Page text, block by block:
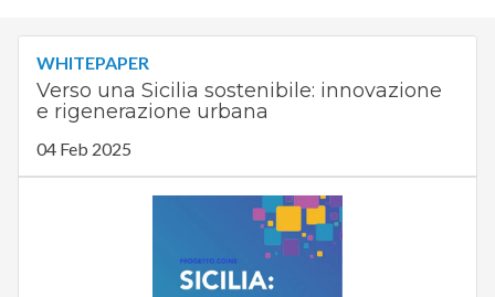
WHITEPAPER
Verso una Sicilia sostenibile: innovazione
e rigenerazione urbana
04 Feb 2025